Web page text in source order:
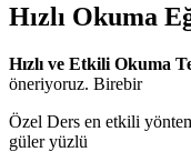
Hızlı Okuma
Hızlı ve Etkili Okuma
öneriyoruz. Birebir
Özel Ders en etkili
güler yüzlü